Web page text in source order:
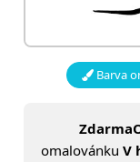
Barva
omalovánku V